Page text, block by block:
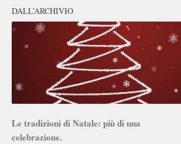
DALL’ARCHIVIO
Le tradizioni di Natale: più di una
celebrazione.